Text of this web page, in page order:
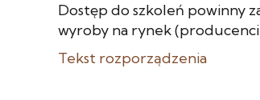
Dostęp do szkoleń powinny
wyroby na rynek
Tekst rozporządzenia